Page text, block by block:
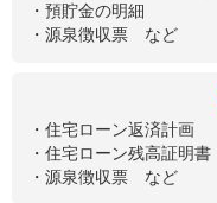
・預貯金の明細
・源泉徴収票 など
・住宅ローン返済計画
・住宅ローン残高証明書
・源泉徴収票 など